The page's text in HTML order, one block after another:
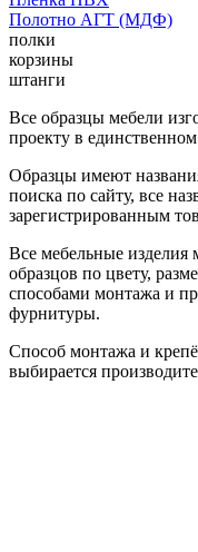
Полотно АГТ (МДФ)
полки
корзины
штанги
Все образцы мебели
проекту в
Образцы имеют
поиска по сайту, все
зарегистрированным
Все мебельные изделия
образцов по цвету,
способами монтажа и
фурнитуры.
Способ монтажа и
выбирается